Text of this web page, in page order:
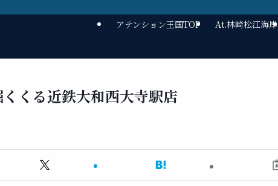
アテンション王国TOP At.林崎松江海岸
くる近鉄大和西大寺駅店